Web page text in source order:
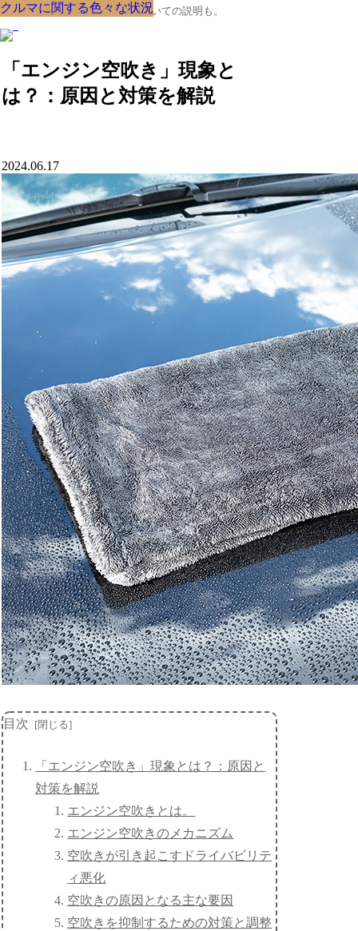
クルマの大辞典、購入･売却についての説明も。
「エンジン空吹き」現象と
は？：原因と対策を解説
クルマに関する色々な状況
2024.06.17
目次
「エンジン空吹き」現象とは？：原因と
対策を解説
エンジン空吹きとは。
エンジン空吹きのメカニズム
空吹きが引き起こすドライバビリテ
ィ悪化
空吹きの原因となる主な要因
空吹きを抑制するための対策と調整
クルマに関する色々な状況
クルマに関する色々な状況
クルマに関する色々な状況
クルマに関する色々な状況
クルマに関する色々な状況
クルマに関する色々な状況
クルマに関する色々な状況
クルマに関する色々な状況